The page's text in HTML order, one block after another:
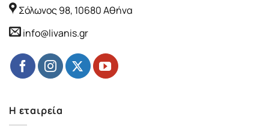
Σόλωνος 98, 10680 Αθήνα
info@livanis.gr
Η εταιρεία